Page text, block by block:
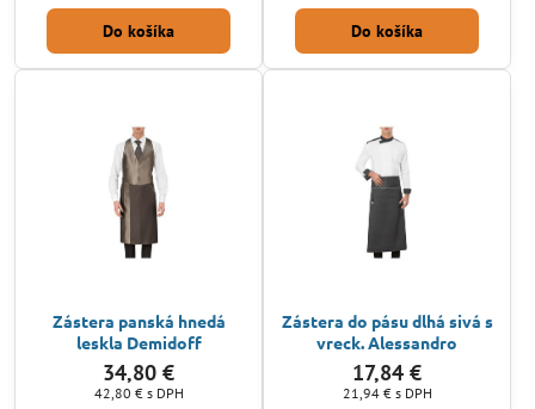
Do košíka Do košíka
Zástera panská hnedá
leskla Demidoff
34,80 €
42,80 € s DPH
Zástera do pásu dlhá sivá s
vreck. Alessandro
17,84 €
21,94 € s DPH